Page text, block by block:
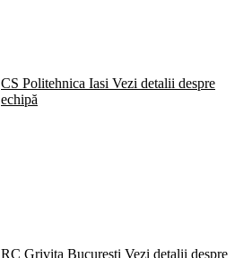
CS Politehnica Iasi Vezi detalii despre
echipă
RC Grivita Bucuresti Vezi detalii despre